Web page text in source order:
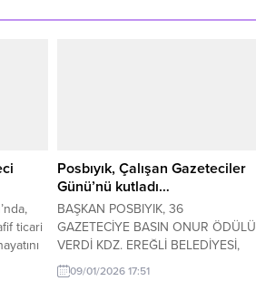
ticari
Posbıyık, Çalışan Gazeteciler
Günü’nü kutladı…
BAŞKAN POSBIYIK, 36
GAZETECİYE BASIN ONUR ÖDÜLÜ
VERDİ KDZ. EREĞLİ BELEDİYESİ,
ÇALIŞAN GAZETECİLER GÜNÜ’NÜ
09/01/2026 17:51